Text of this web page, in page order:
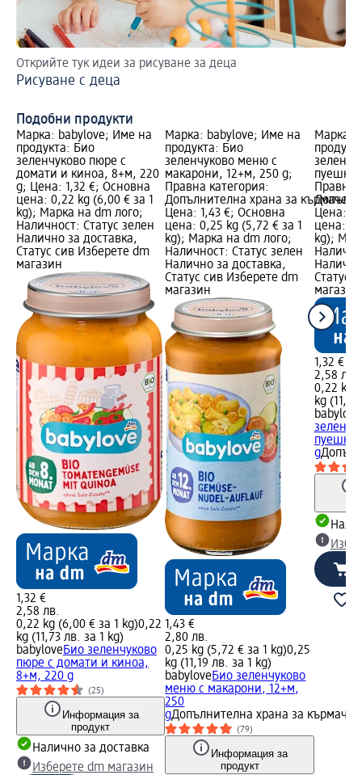
Открийте тук идеи за рисуване за деца
Рисуване с деца
Подобни продукти
Марка: babylove; Име на
продукта: Био
зеленчуково пюре с
домати и киноа, 8+м, 220
g; Цена: 1,32 €; Основна
цена: 0,22 kg (6,00 € за 1
kg); Марка на dm лого;
Наличност: Статус зелен
Налично за доставка,
Статус сив Изберете dm
магазин
1,32 €
2,58 лв.
0,22 kg (6,00 € за 1 kg)0,22
kg (11,73 лв. за 1 kg)
babyloveБио зеленчуково
пюре с домати и киноа,
8+м, 220 g
(25)
Информация за
продукт
Налично за доставка
Изберете dm магазин
Марка: babylove; Име на
продукта: Био
зеленчуково меню с
макарони, 12+м, 250 g;
Правна категория:
Допълнителна храна за
Цена: 1,43 €; Основна
цена: 0,25 kg (5,72 € за 1
kg); Марка на dm лого;
Наличност: Статус зелен
Налично за доставка,
Статус сив Изберете dm
магазин
1,43 €
2,80 лв.
0,25 kg (5,72 € за 1 kg)0,25
kg (11,19 лв. за 1 kg)
babyloveБио зеленчуково
меню с макарони, 12+м,
250
gДопълнителна храна за
(79)
Информация за
продукт
Марка:
Правна
Цена:
цена:
kg);
Статус
магазин
1,32 €
2,58 лв.
0,22 kg
kg
babylove
g